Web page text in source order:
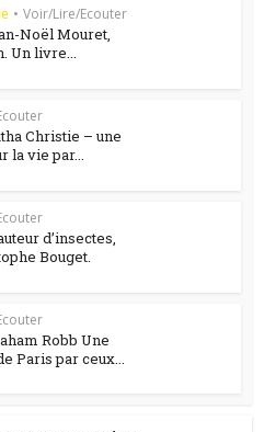
• Voir/Lire/Ecouter
Noël Mouret,
Un livre...
Christie – une
la vie par...
d’insectes,
Bouget.
Robb Une
Paris par ceux...